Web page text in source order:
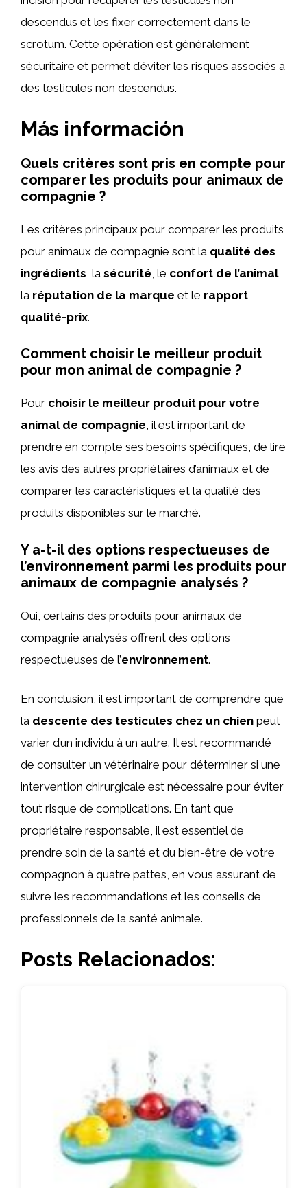
descendus et les fixer correctement dans le
scrotum. Cette opération est généralement
sécuritaire et permet d’éviter les risques associés à
des testicules non descendus.
Más información
Quels critères sont pris en compte pour
comparer les produits pour animaux de
compagnie ?
Les critères principaux pour comparer les produits
pour animaux de compagnie sont la qualité des
ingrédients , la sécurité , le confort de l’animal,
la réputation de la marque et le rapport
qualité-prix.
Comment choisir le meilleur produit
pour mon animal de compagnie ?
Pour choisir le meilleur produit pour votre
animal de compagnie, il est important de
prendre en compte ses besoins spécifiques, de lire
les avis des autres propriétaires d’animaux et de
comparer les caractéristiques et la qualité des
produits disponibles sur le marché.
Y a-t-il des options respectueuses de
l’environnement parmi les produits pour
animaux de compagnie analysés ?
Oui, certains des produits pour animaux de
compagnie analysés offrent des options
respectueuses de l’environnement.
En conclusion, il est important de comprendre que
la descente des testicules chez un chien peut
varier d’un individu à un autre. Il est recommandé
de consulter un vétérinaire pour déterminer si une
intervention chirurgicale est nécessaire pour éviter
tout risque de complications. En tant que
propriétaire responsable, il est essentiel de
prendre soin de la santé et du bien-être de votre
compagnon à quatre pattes, en vous assurant de
suivre les recommandations et les conseils de
professionnels de la santé animale.
Posts Relacionados: